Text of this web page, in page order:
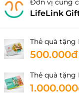
L4-07-08, Tầng 4
Lô F40A, Tầng 1
Tân Thắng, P.
Hà Nội
Lô Đ9-7 tầng B1
Đơn vị cung
LifeLink
Thẻ quà tặng
500.000đ
Thẻ quà tặng